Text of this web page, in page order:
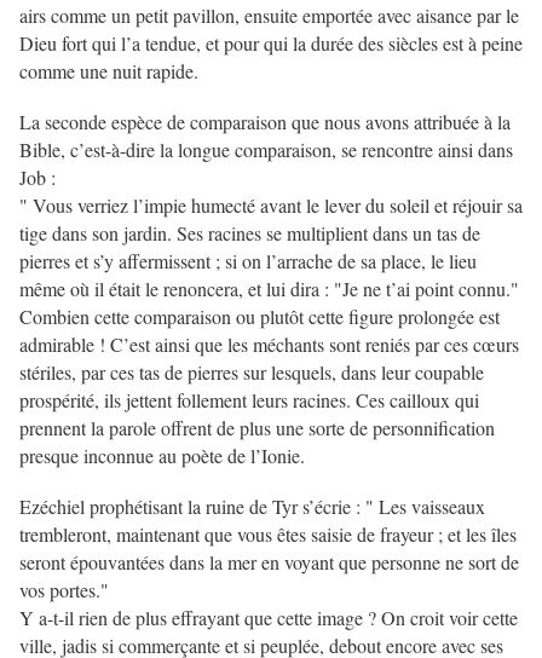
airs comme un petit pavillon, ensuite emportée avec aisance par le
Dieu fort qui l’a tendue, et pour qui la durée des siècles est à peine
comme une nuit rapide.
La seconde espèce de comparaison que nous avons attribuée à la
Bible, c’est-à-dire la longue comparaison, se rencontre ainsi dans
Job :
" Vous verriez l’impie humecté avant le lever du soleil et réjouir sa
tige dans son jardin. Ses racines se multiplient dans un tas de
pierres et s’y affermissent ; si on l’arrache de sa place, le lieu
même où il était le renoncera, et lui dira : "Je ne t’ai point connu."
Combien cette comparaison ou plutôt cette figure prolongée est
admirable ! C’est ainsi que les méchants sont reniés par ces cœurs
stériles, par ces tas de pierres sur lesquels, dans leur coupable
prospérité, ils jettent follement leurs racines. Ces cailloux qui
prennent la parole offrent de plus une sorte de personnification
presque inconnue au poète de l’Ionie.
Ezéchiel prophétisant la ruine de Tyr s’écrie : " Les vaisseaux
trembleront, maintenant que vous êtes saisie de frayeur ; et les îles
seront épouvantées dans la mer en voyant que personne ne sort de
vos portes."
Y a-t-il rien de plus effrayant que cette image ? On croit voir cette
ville, jadis si commerçante et si peuplée, debout encore avec ses